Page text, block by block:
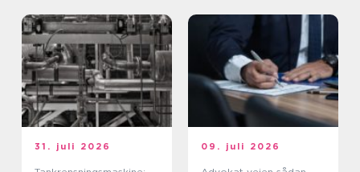
31. juli 2026 09. juli 2026